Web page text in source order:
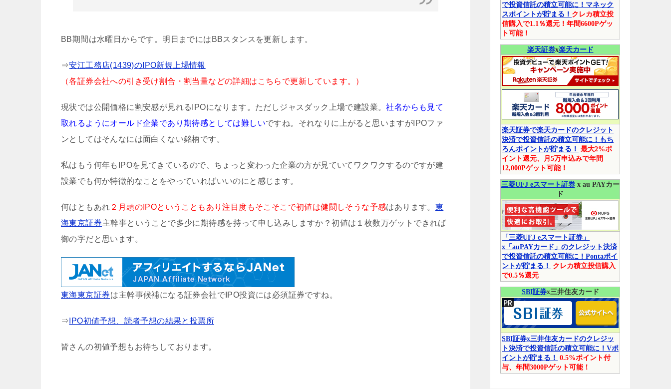
BB期間は水曜日からです。明日までにはBBスタンスを更新します。
⇒安江工務店(1439)のIPO新規上場情報
（各証券会社への引き受け割合・割当量などの詳細はこちらで更新しています。）
現状では公開価格に割安感が見れるIPOになります。ただしジャスダック上場で建設業。社名からも見て
取れるようにオールド企業であり期待感としては難しいですね。それなりに上がると思いますがIPOファ
ンとしてはそんなには面白くない銘柄です。
私はもう何年もIPOを見てきているので、ちょっと変わった企業の方が見ていてワクワクするのですが建
設業でも何か特徴的なことをやっていればいいのにと感じます。
何はともあれ ２月頭のIPOということもあり注目度もそこそこで初値は健闘しそうな予感はあります。 東
海東京証券主幹事ということで多少に期待感を持って申し込みしますか？初値は１枚数万ゲットできれば
御の字だと思います。
東海東京証券は主幹事候補になる証券会社でIPO投資には必須証券ですね。
⇒ IPO初値予想、読者予想の結果と投票所
皆さんの初値予想もお待ちしております。
で投資信託の積立可能に！マネック
スポイントが貯まる！ クレカ積立投
信購入で1.1％還元！年間6600Pゲッ
ト可能！
楽天証券x楽天カード
楽天証券で楽天カードのクレジット
決済で投資信託の積立可能に！もち
ろんポイントが貯まる！ 最大2%ポ
イント還元、月5万申込みで年間
12,000Pゲット可能！
三菱UFJ eスマート証券x au PAYカー
ド
「三菱UFJ eスマート証券」
x「auPAYカード」のクレジット決済
で投資信託の積立可能に！Pontaポイ
ントが貯まる！
クレカ積立投信購入
で0.5％還元
SBI証券x三井住友カード
SBI証券x三井住友カードのクレジッ
ト決済で投資信託の積立可能に！Vポ
イントが貯まる！ 0.5%ポイント付
与、年間3000Pゲット可能！